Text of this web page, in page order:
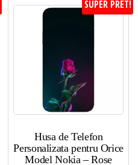
SUPER PRET!
Husa de Telefon
Personalizata pentru Orice
Model Nokia – Rose